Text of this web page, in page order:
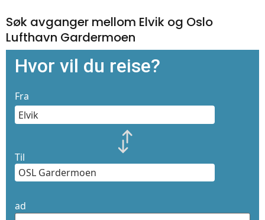
Søk avganger mellom Elvik og Oslo
Lufthavn Gardermoen
Hvor vil du reise?
Fra
Til
ad